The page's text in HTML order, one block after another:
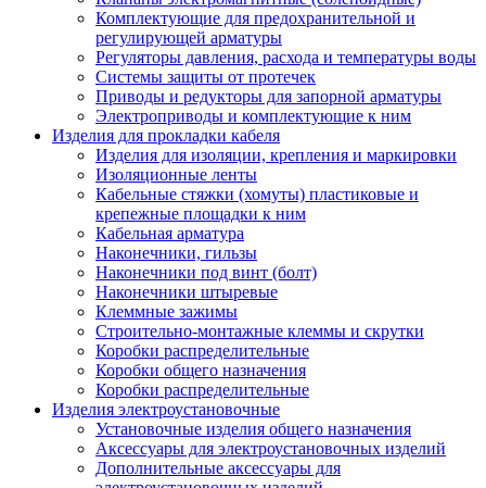
Комплектующие для предохранительной и
регулирующей арматуры
Регуляторы давления, расхода и температуры воды
Системы защиты от протечек
Приводы и редукторы для запорной арматуры
Электроприводы и комплектующие к ним
Изделия для прокладки кабеля
Изделия для изоляции, крепления и маркировки
Изоляционные ленты
Кабельные стяжки (хомуты) пластиковые и
крепежные площадки к ним
Кабельная арматура
Наконечники, гильзы
Наконечники под винт (болт)
Наконечники штыревые
Клеммные зажимы
Строительно-монтажные клеммы и скрутки
Коробки распределительные
Коробки общего назначения
Коробки распределительные
Изделия электроустановочные
Установочные изделия общего назначения
Аксессуары для электроустановочных изделий
Дополнительные аксессуары для